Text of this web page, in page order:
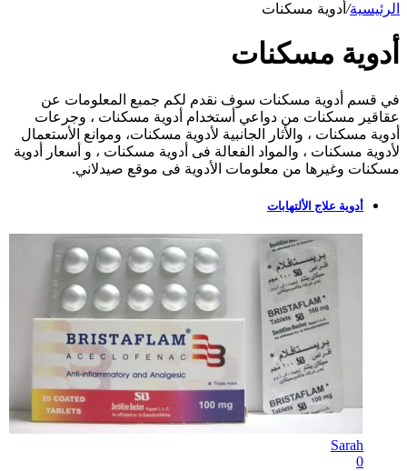
الرئيسية/ أدوية مسكنات
أدوية مسكنات
في قسم أدوية مسكنات سوف نقدم لكم جمبع المعلومات عن
عقاقير مسكنات من دواعي أستخدام أدوية مسكنات ، وجرعات
أدوية مسكنات ، والأثار الجانبية لأدوية مسكنات، وموانع الأستعمال
لأدوية مسكنات ، والمواد الفعالة فى أدوية مسكنات ، و أسعار أدوية
مسكنات وغيرها من معلومات الأدوية فى موقع صيدلاني.
أدوية علاج الألتهابات
Sarah
0